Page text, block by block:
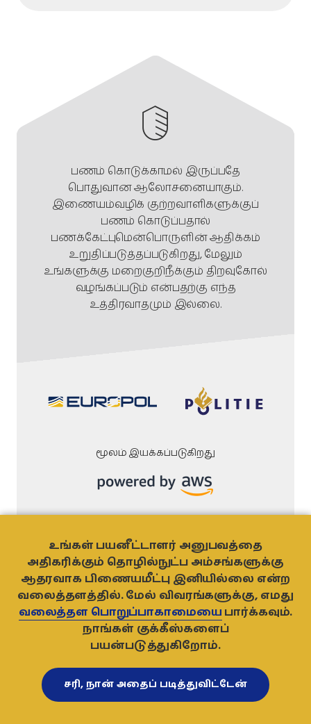
NOMORERANSOM
பணம் கொடுக்காமல் இருப்பதே
பொதுவான ஆலோசனையாகும்.
இணையம்வழிக் குற்றவாளிகளுக்குப்
பணம் கொடுப்பதால்
பணக்கேட்புமென்பொருளின் ஆதிக்கம்
உறுதிப்படுத்தப்படுகிறது, மேலும்
உங்களுக்கு மறைகுறிநீக்கும் திறவுகோல்
வழங்கப்படும் என்பதற்கு எந்த
உத்திரவாதமும் இல்லை.
மூலம் இயக்கப்படுகிறது
வலைத்தளப் பொறுப்புத் துறப்பு.
© 2021- NO MORE RANSOM
TO TOP
உங்கள் பயனீட்டாளர் அனுபவத்தை
அதிகரிக்கும் தொழில்நுட்ப அம்சங்களுக்கு
ஆதரவாக பிணையமீட்பு இனியில்லை என்ற
வலைத்தளத்தில். மேல் விவரங்களுக்கு, எமது
வலைத்தள பொறுப்பாகாமையை பார்க்கவும்.
நாங்கள் குக்கீஸ்களைப்
பயன்படுத்துகிறோம்.
சரி, நான் அதைப் படித்துவிட்டேன்